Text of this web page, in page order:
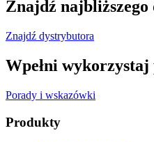
Znajdź
Znajdź dystrybutora
Wpełni
Porady i wskazówki
Produkty